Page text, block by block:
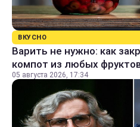
ВКУСНО
Варить не нужно: как
компот из любых
05 августа 2026, 17:34